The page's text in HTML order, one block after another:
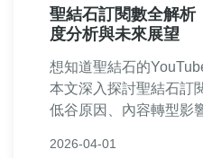
聖結石訂閱數全解析
度分析與未來展望
想知道聖結石的
本文深入探討聖結石訂
低谷原因、內容轉型影
2026-04-01